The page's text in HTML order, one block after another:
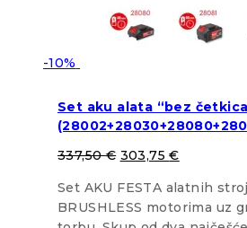
-10%
Set aku alata “bez
337,50€ 303,75€
Set AKU FESTA alatnih
BRUSHLESS motorima uz